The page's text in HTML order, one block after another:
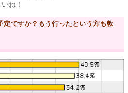
ね！
定ですか？もう行ったという方も教